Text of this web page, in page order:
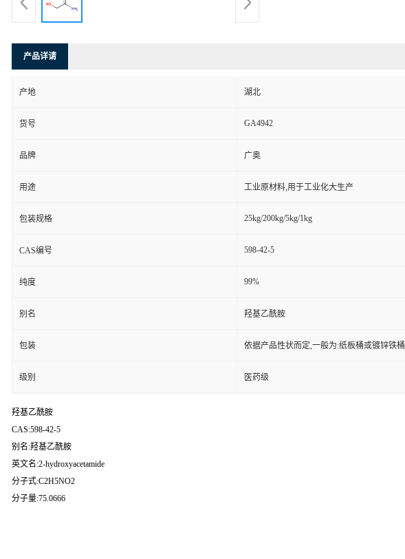
产品详请
产地 湖北
货号 GA4942
品牌 广奥
用途 工业原材料,用于工业化大生产
包装规格 25kg/200kg/5kg/1kg
CAS编号 598-42-5
纯度 99%
别名 羟基乙酰胺
包装 依据产品性状而定,一般为:纸板桶或镀锌铁桶
级别 医药级
羟基乙酰胺
CAS:598-42-5
别名:羟基乙酰胺
英文名:2-hydroxyacetamide
分子式:C2H5NO2
分子量:75.0666